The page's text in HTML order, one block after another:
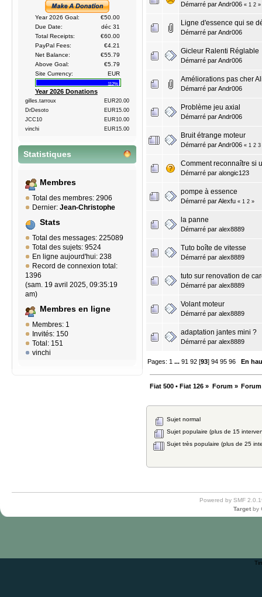
Year 2026 Goal:
€50.00
Due Date:
déc 31
Total Receipts:
€60.00
PayPal Fees:
€4.21
Net Balance:
€55.79
Above Goal:
€5.79
Site Currency:
EUR
112%
Year 2026 Donations
gilles.tarroux
EUR20.00
DrDesoto
EUR15.00
JCC10
EUR10.00
vinchi
EUR15.00
Statistiques
Membres
Total des membres: 2906
Dernier: Jean-Christophe
Stats
Total des messages: 225089
Total des sujets: 9524
En ligne aujourd'hui: 238
Record de connexion total:
1396
(sam. 19 avril 2025, 09:35:19
am)
Membres en ligne
Membres: 1
Invités: 150
Total: 151
vinchi
Démarré parAndr006 « 1 2 »
Ligne d'essence qui se
Démarré parAndr006
Gicleur Ralenti Réglable
Démarré parAndr006
Améliorations pas cher
Démarré parAndr006
Problème jeu axial
Démarré parAndr006
Bruit étrange moteur
Démarré parAndr006 « 1 2 3
Comment reconnaître si
Démarré par alongic123
pompe à essence
Démarré parAlexfu « 1 2 »
la panne
Démarré par alex8889
Tuto boîte de vitesse
Démarré par alex8889
tuto sur renovation de
Démarré par alex8889
Volant moteur
Démarré par alex8889
adaptation jantes mini ?
Démarré par alex8889
Pages: 1 ...91 92 [93]94 95 96 En
Fiat 500 • Fiat 126 » Forum»
Sujet normal
Sujet populaire (plus de 15
Sujet très populaire (plus de 25
Powered by SMF
Target by